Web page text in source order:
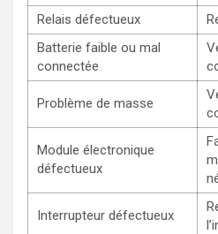
Relais défectueux
Batterie faible ou mal
connectée
Problème de masse
Module électronique
défectueux
Interrupteur défectueux